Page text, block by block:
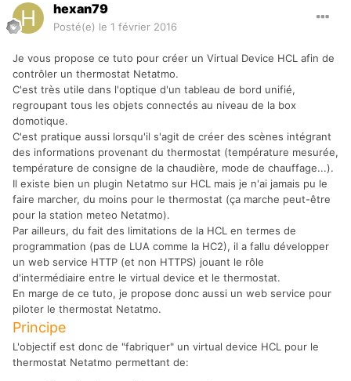
hexan79
Posté(e) le 1 février 2016
Je vous propose ce tuto pour créer un Virtual Device HCL afin de
contrôler un thermostat Netatmo.
C'est très utile dans l'optique d'un tableau de bord unifié,
regroupant tous les objets connectés au niveau de la box
domotique.
C'est pratique aussi lorsqu'il s'agit de créer des scènes intégrant
des informations provenant du thermostat (température mesurée,
température de consigne de la chaudière, mode de chauffage...).
Il existe bien un plugin Netatmo sur HCL mais je n'ai jamais pu le
faire marcher, du moins pour le thermostat (ça marche peut-être
pour la station meteo Netatmo).
Par ailleurs, du fait des limitations de la HCL en termes de
programmation (pas de LUA comme la HC2), il a fallu développer
un web service HTTP (et non HTTPS) jouant le rôle
d'intermédiaire entre le virtual device et le thermostat.
En marge de ce tuto, je propose donc aussi un web service pour
piloter le thermostat Netatmo.
Principe
L'objectif est donc de "fabriquer" un virtual device HCL pour le
thermostat Netatmo permettant de: